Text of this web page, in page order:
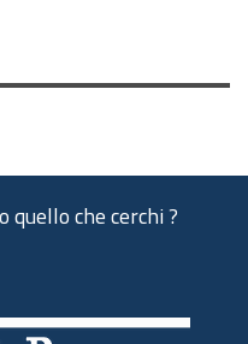
che cerchi ?